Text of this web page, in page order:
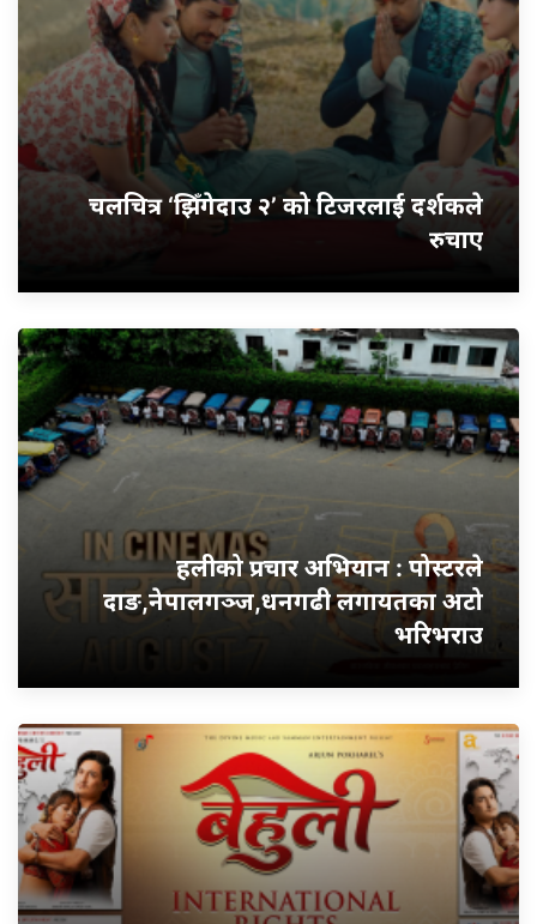
चलचित्र ‘झिँगेदाउ २’ को टिजरलाई दर्शकले
रुचाए
हलीको प्रचार अभियान : पोस्टरले
दाङ,नेपालगञ्ज,धनगढी लगायतका अटो
भरिभराउ